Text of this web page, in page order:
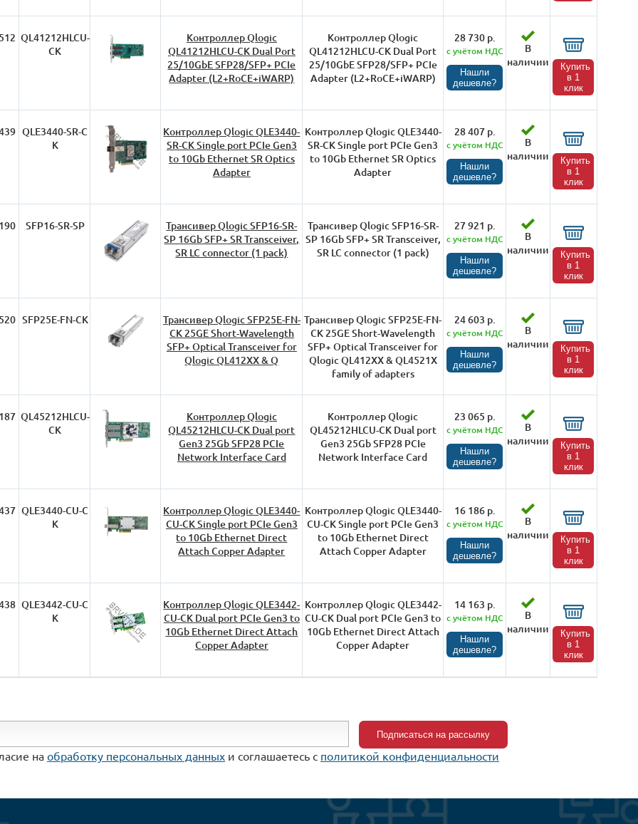
QL41212HLCU-
CK
Контроллер Qlogic
QL41212HLCU-CK Dual Port
25/10GbE SFP28/SFP+ PCIe
Adapter (L2+RoCE+iWARP)
Контроллер Qlogic
QL41212HLCU-CK Dual Port
25/10GbE SFP28/SFP+ PCIe
Adapter (L2+RoCE+iWARP)
28 730 р.
с учётом НДС
Нашли
дешевле?
В
наличии
Купить
в 1
клик
QLE3440-SR-C
K
Контроллер Qlogic QLE3440-
SR-CK Single port PCIe Gen3
to 10Gb Ethernet SR Optics
Adapter
Контроллер Qlogic QLE3440-
SR-CK Single port PCIe Gen3
to 10Gb Ethernet SR Optics
Adapter
28 407 р.
с учётом НДС
Нашли
дешевле?
В
наличии
Купить
в 1
клик
SFP16-SR-SP
Трансивер Qlogic SFP16-SR-
SP 16Gb SFP+ SR Transceiver,
SR LC connector (1 pack)
Трансивер Qlogic SFP16-SR-
SP 16Gb SFP+ SR Transceiver,
SR LC connector (1 pack)
27 921 р.
с учётом НДС
Нашли
дешевле?
В
наличии
Купить
в 1
клик
SFP25E-FN-CK
Трансивер Qlogic SFP25E-FN-
CK 25GE Short-Wavelength
SFP+ Optical Transceiver for
Qlogic QL412XX & Q
Трансивер Qlogic SFP25E-FN-
CK 25GE Short-Wavelength
SFP+ Optical Transceiver for
Qlogic QL412XX & QL4521X
family of adapters
24 603 р.
с учётом НДС
Нашли
дешевле?
В
наличии
Купить
в 1
клик
QL45212HLCU-
CK
Контроллер Qlogic
QL45212HLCU-CK Dual port
Gen3 25Gb SFP28 PCIe
Network Interface Card
Контроллер Qlogic
QL45212HLCU-CK Dual port
Gen3 25Gb SFP28 PCIe
Network Interface Card
23 065 р.
с учётом НДС
Нашли
дешевле?
В
наличии
Купить
в 1
клик
QLE3440-CU-C
K
Контроллер Qlogic QLE3440-
CU-CK Single port PCIe Gen3
to 10Gb Ethernet Direct
Attach Copper Adapter
Контроллер Qlogic QLE3440-
CU-CK Single port PCIe Gen3
to 10Gb Ethernet Direct
Attach Copper Adapter
16 186 р.
с учётом НДС
Нашли
дешевле?
В
наличии
Купить
в 1
клик
QLE3442-CU-C
K
Контроллер Qlogic QLE3442-
CU-CK Dual port PCIe Gen3 to
10Gb Ethernet Direct Attach
Copper Adapter
Контроллер Qlogic QLE3442-
CU-CK Dual port PCIe Gen3 to
10Gb Ethernet Direct Attach
Copper Adapter
14 163 р.
с учётом НДС
Нашли
дешевле?
В
наличии
Купить
в 1
клик
на обработку персональных данных и соглашаетесь c политикой конфиденциальности